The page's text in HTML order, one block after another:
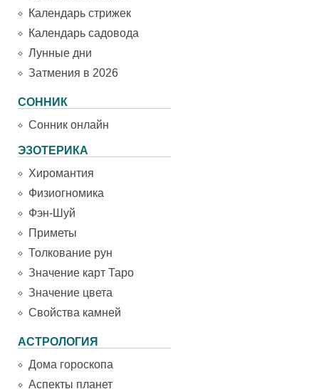
Календарь стрижек
Календарь садовода
Лунные дни
Затмения в 2026
СОННИК
Сонник онлайн
ЭЗОТЕРИКА
Хиромантия
Физиогномика
Фэн-Шуй
Приметы
Толкование рун
Значение карт Таро
Значение цвета
Свойства камней
АСТРОЛОГИЯ
Дома гороскопа
Аспекты планет